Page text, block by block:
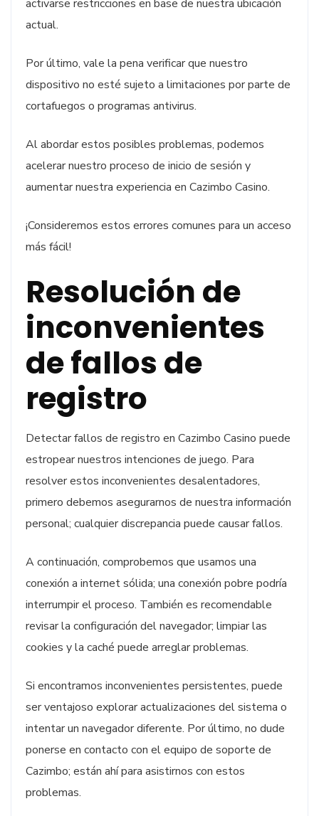
activarse restricciones en base de nuestra ubicación
actual.
Por último, vale la pena verificar que nuestro
dispositivo no esté sujeto a limitaciones por parte de
cortafuegos o programas antivirus.
Al abordar estos posibles problemas, podemos
acelerar nuestro proceso de inicio de sesión y
aumentar nuestra experiencia en Cazimbo Casino.
¡Consideremos estos errores comunes para un acceso
más fácil!
Resolución de
inconvenientes
de fallos de
registro
Detectar fallos de registro en Cazimbo Casino puede
estropear nuestros intenciones de juego. Para
resolver estos inconvenientes desalentadores,
primero debemos asegurarnos de nuestra información
personal; cualquier discrepancia puede causar fallos.
A continuación, comprobemos que usamos una
conexión a internet sólida; una conexión pobre podría
interrumpir el proceso. También es recomendable
revisar la configuración del navegador; limpiar las
cookies y la caché puede arreglar problemas.
Si encontramos inconvenientes persistentes, puede
ser ventajoso explorar actualizaciones del sistema o
intentar un navegador diferente. Por último, no dude
ponerse en contacto con el equipo de soporte de
Cazimbo; están ahí para asistirnos con estos
problemas.